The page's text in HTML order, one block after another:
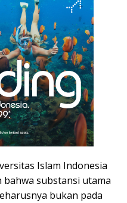
Islam Indonesia
substansi utama
bukan pada